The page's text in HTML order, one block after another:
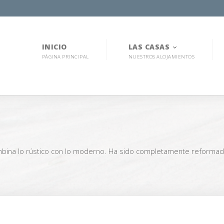
INICIO
PÁGINA PRINCIPAL
LAS CASAS
NUESTROS ALOJAMIENTOS
lo rústico con lo moderno. Ha sido completamente